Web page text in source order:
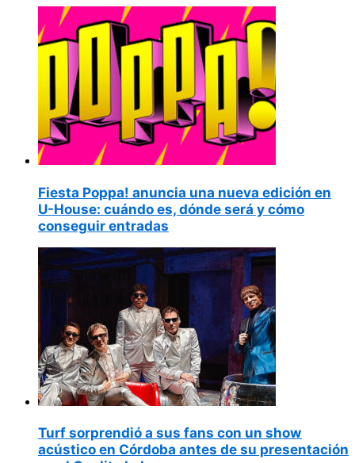
Fiesta Poppa! anuncia una nueva edición en
U-House: cuándo es, dónde será y cómo
conseguir entradas
Turf sorprendió a sus fans con un show
acústico en Córdoba antes de su presentación